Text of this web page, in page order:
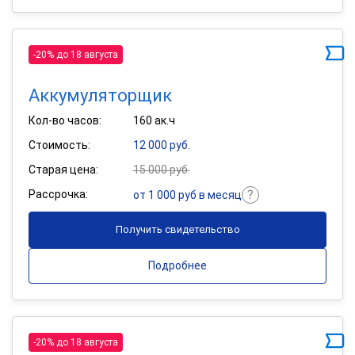
-20% до 18 августа
Аккумуляторщик
Кол-во часов:
160 ак.ч
Стоимость:
12 000 руб.
Старая цена:
15 000 руб.
Рассрочка:
от 1 000 руб в месяц
Получить свидетельство
Подробнее
-20% до 18 августа